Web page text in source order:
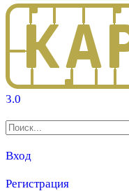
3.0
Вход
Регистрация